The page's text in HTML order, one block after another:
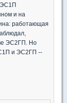
ЭС1П
и на
работающая
ЭС2ГП. Но
и ЭС2ГП --